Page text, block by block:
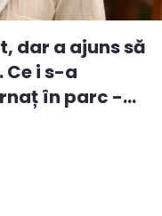
dar a ajuns să
Ce i s-a
în parc -